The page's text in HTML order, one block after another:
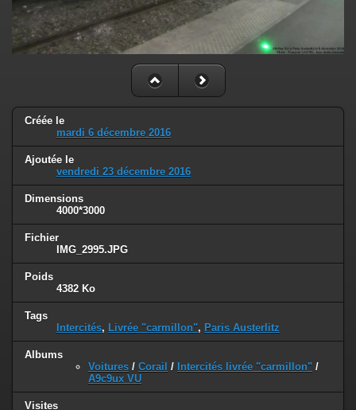
Créée le
mardi 6 décembre 2016
Ajoutée le
vendredi 23 décembre 2016
Dimensions
4000*3000
Fichier
IMG_2995.JPG
Poids
4382 Ko
Tags
Intercités, Livrée "carmillon", Paris Austerlitz
Albums
Voitures / Corail / Intercités livrée "carmillon" /
A9c9ux VU
Visites